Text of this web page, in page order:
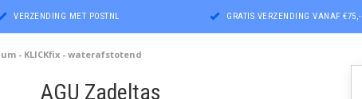
VERZENDING MET POSTNL GRATIS VERZENDING VANAF €75,-
- KLICKfix - waterafstotend
AGU Zadeltas